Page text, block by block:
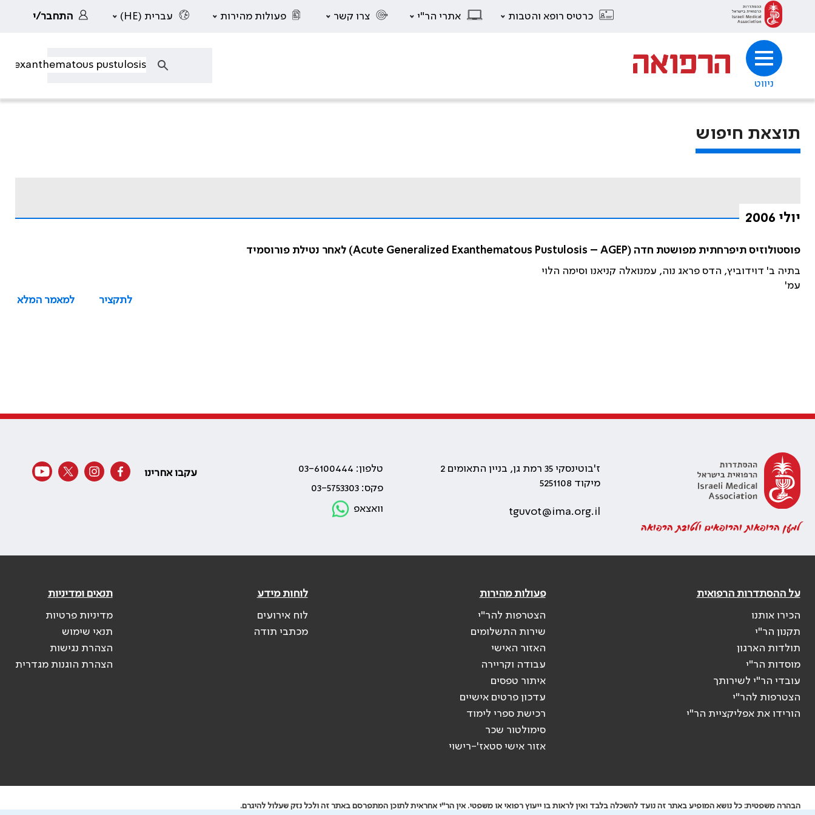
כרטיס רופא והטבות אתרי הר"י צרו קשר פעולות מהירות עברית (HE) התחבר/י
ניווט
תוצאת חיפוש
יולי 2006
פוסטולוזיס תיפרחתית מפושטת חדה (Acute Generalized Exanthematous Pustulosis – AGEP) לאחר נטילת פורוסמיד
בתיה ב' דוידוביץ, הדס פראג נוה, עמנואלה קניאנו וסימה הלוי
עמ'
לתקציר
למאמר המלא
למען הרופאות והרופאים ולטובת הרפואה
ז'בוטינסקי 35 רמת גן, בניין התאומים 2
מיקוד 5251108
tguvot@ima.org.il
טלפון: 03-6100444
פקס: 03-5753303
וואצאפ
עקבו אחרינו
על ההסתדרות הרפואית
הכירו אותנו
תקנון הר"י
תולדות הארגון
מוסדות הר"י
עובדי הר"י לשירותך
הצטרפות להר"י
הורידו את אפליקציית הר"י
פעולות מהירות
הצטרפות להר"י
שירות התשלומים
האזור האישי
עבודה וקריירה
איתור טפסים
עדכון פרטים אישיים
רכישת ספרי לימוד
סימולטור שכר
אזור אישי סטאז'-רישוי
לוחות מידע
לוח אירועים
מכתבי תודה
תנאים ומדיניות
מדיניות פרטיות
תנאי שימוש
הצהרת נגישות
הצהרת הוגנות מגדרית
הבהרה משפטית: כל נושא המופיע באתר זה נועד להשכלה בלבד ואין לראות בו ייעוץ רפואי או משפטי. אין הר"י אחראית לתוכן המתפרסם באתר זה ולכל נזק שעלול להיגרם.